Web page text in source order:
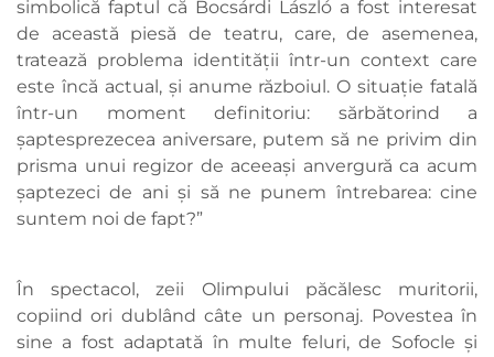
simbolică faptul că Bocsárdi László a fost interesat
de această piesă de teatru, care, de asemenea,
tratează problema identității într-un context care
este încă actual, și anume războiul. O situație fatală
într-un moment definitoriu: sărbătorind a
șaptesprezecea aniversare, putem să ne privim din
prisma unui regizor de aceeași anvergură ca acum
șaptezeci de ani și să ne punem întrebarea: cine
suntem noi de fapt?”
În spectacol, zeii Olimpului păcălesc muritorii,
copiind ori dublând câte un personaj. Povestea în
sine a fost adaptată în multe feluri, de Sofocle și